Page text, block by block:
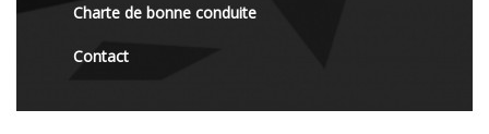
Charte de bonne conduite
Contact